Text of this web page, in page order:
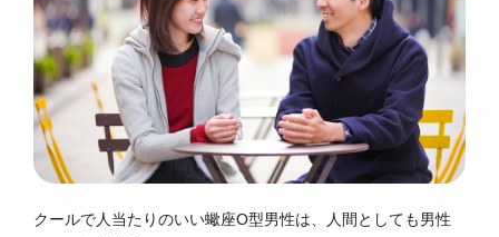
クールで人当たりのいい蠍座O型男性は、人間としても男性